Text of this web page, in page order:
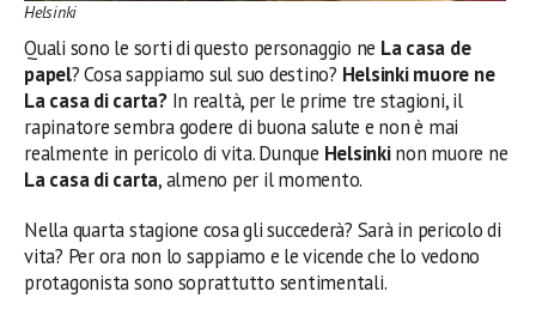
Helsinki
Quali sono le sorti di questo personaggio ne La casa de
papel? Cosa sappiamo sul suo destino? Helsinki muore ne
La casa di carta?In realtà, per le prime tre stagioni, il
rapinatore sembra godere di buona salute e non è mai
realmente in pericolo di vita. Dunque Helsinkinon muore ne
La casa di carta, almeno per il momento.
Nella quarta stagione cosa gli succederà? Sarà in pericolo di
vita? Per ora non lo sappiamo e le vicende che lo vedono
protagonista sono soprattutto sentimentali.